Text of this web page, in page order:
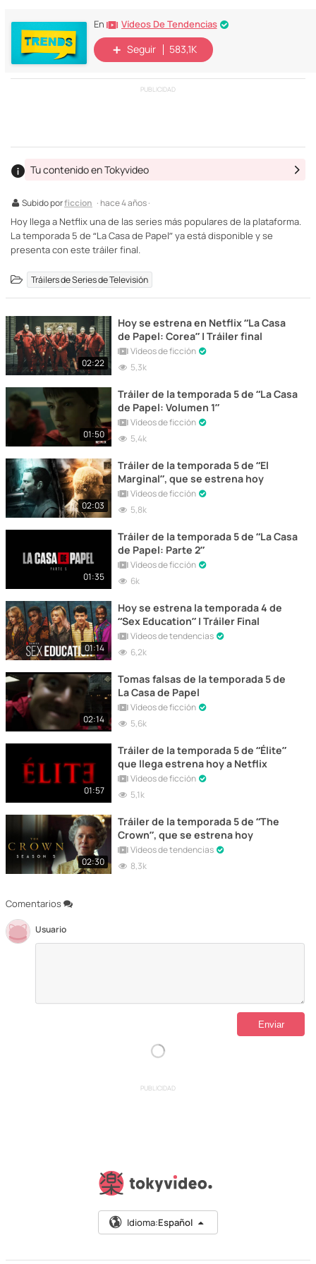
En Vídeos De Tendencias
Seguir 583,1K
PUBLICIDAD
Subido porficcion · hace 4 años ·
Tu contenido en Tokyvideo
Hoy llega a Netflix una de las series más populares de la plataforma.
La temporada 5 de “La Casa de Papel” ya está disponible y se
presenta con este tráiler final.
Tráilers de Series de Televisión
Comentarios
Usuario
02:22
Hoy se estrena en Netflix “La Casa
de Papel: Corea” | Tráiler final
Vídeos de ficción
5,3k
01:50
Tráiler de la temporada 5 de “La Casa
de Papel: Volumen 1”
Vídeos de ficción
5,4k
02:03
Tráiler de la temporada 5 de “El
Marginal”, que se estrena hoy
Vídeos de ficción
5,8k
01:35
Tráiler de la temporada 5 de “La Casa
de Papel: Parte 2”
Vídeos de ficción
6k
01:14
Hoy se estrena la temporada 4 de
“Sex Education” | Tráiler Final
Vídeos de tendencias
6,2k
02:14
Tomas falsas de la temporada 5 de
La Casa de Papel
Vídeos de ficción
5,6k
01:57
Tráiler de la temporada 5 de “Élite”
que llega estrena hoy a Netflix
Vídeos de ficción
5,1k
02:30
Tráiler de la temporada 5 de “The
Crown”, que se estrena hoy
Vídeos de tendencias
8,3k
PUBLICIDAD
Idioma:Español